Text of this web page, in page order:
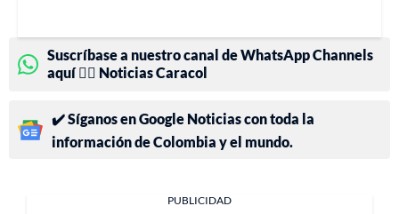
Suscríbase a nuestro canal de WhatsApp Channels
aquí 👉🏻 Noticias Caracol
✔️ Síganos en Google Noticias con toda la
información de Colombia y el mundo.
PUBLICIDAD